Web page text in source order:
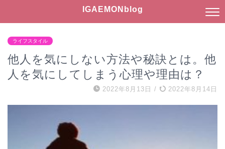
IGAEMONblog
ライフスタイル
他人を気にしない方法や秘訣とは。他
人を気にしてしまう心理や理由は？
2022年8月13日 / 2022年8月14日